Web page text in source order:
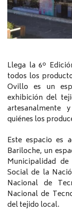
Llega la 6º
todos los
Ovillo es un
exhibición del
artesanalmente
quiénes los
Este espacio es
Bariloche, un
Municipalidad
Social de la
Nacional de
Nacional de
del tejido local.